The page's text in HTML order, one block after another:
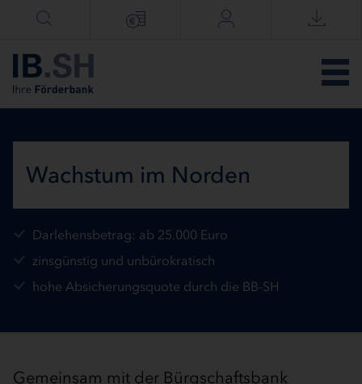
Menü überspringen
Wachstum im Norden
Darlehensbetrag: ab 25.000 Euro
zinsgünstig und unbürokratisch
hohe Absicherungsquote durch die BB-SH
Gemeinsam mit der Bürgschaftsbank